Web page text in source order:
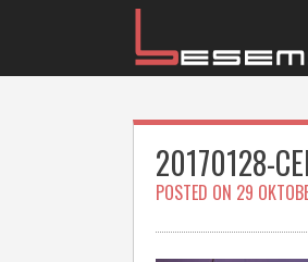
20170128-
POSTED ON 29